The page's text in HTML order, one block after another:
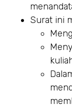
Surat ini